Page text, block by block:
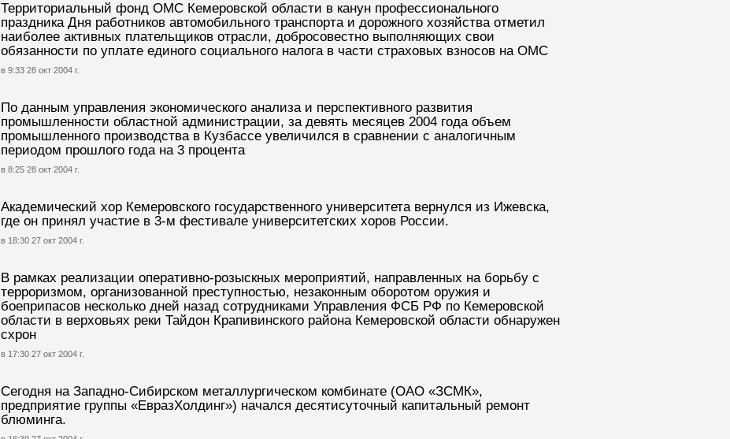
Территориальный фонд ОМС Кемеровской области в канун профессионального
праздника Дня работников автомобильного транспорта и дорожного хозяйства отметил
наиболее активных плательщиков отрасли, добросовестно выполняющих свои
обязанности по уплате единого социального налога в части страховых взносов на ОМС
в 9:33 28 окт 2004 г.
По данным управления экономического анализа и перспективного развития
промышленности областной администрации, за девять месяцев 2004 года объем
промышленного производства в Кузбассе увеличился в сравнении с аналогичным
периодом прошлого года на 3 процента
в 8:25 28 окт 2004 г.
Академический хор Кемеровского государственного университета вернулся из Ижевска,
где он принял участие в 3-м фестивале университетских хоров России.
в 18:30 27 окт 2004 г.
В рамках реализации оперативно-розыскных мероприятий, направленных на борьбу с
терроризмом, организованной преступностью, незаконным оборотом оружия и
боеприпасов несколько дней назад сотрудниками Управления ФСБ РФ по Кемеровской
области в верховьях реки Тайдон Крапивинского района Кемеровской области обнаружен
схрон
в 17:30 27 окт 2004 г.
Сегодня на Западно-Сибирском металлургическом комбинате (ОАО «ЗСМК»,
предприятие группы «ЕвразХолдинг») начался десятисуточный капитальный ремонт
блюминга.